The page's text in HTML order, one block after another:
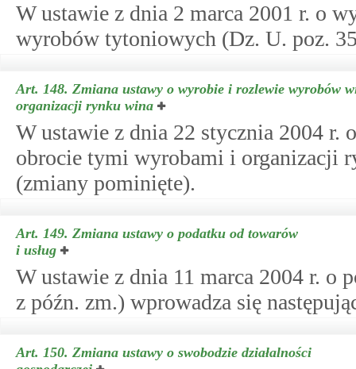
W ustawie z dnia 2 marca 2001 r. o
wyrobów tytoniowych (Dz. U. poz.
Art. 148. Zmiana ustawy o wyrobie i rozlewie wyrobów
organizacji rynku wina
W ustawie z dnia 22 stycznia 2004
obrocie tymi wyrobami i organizacji
(zmiany pominięte).
Art. 149. Zmiana ustawy o podatku od towarów
i usług
W ustawie z dnia 11 marca 2004 r. o
z późn. zm.) wprowadza się
Art. 150. Zmiana ustawy o swobodzie działalności